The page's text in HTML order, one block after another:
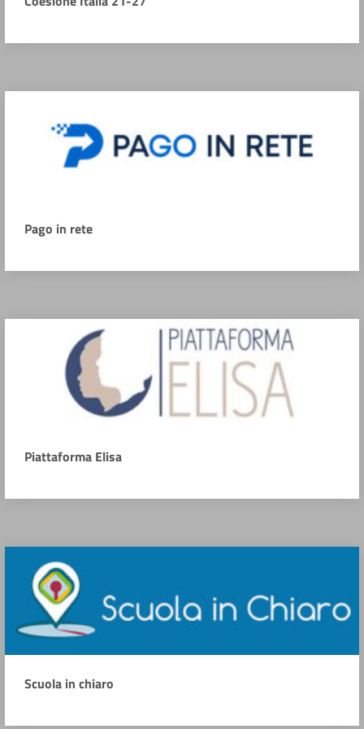
Pago in rete
Piattaforma Elisa
Scuola in chiaro